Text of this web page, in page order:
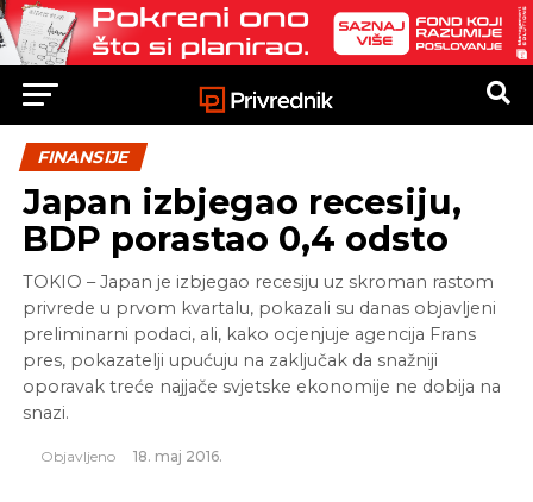
FINANSIJE
Japan izbjegao recesiju,
BDP porastao 0,4 odsto
TOKIO – Japan je izbjegao recesiju uz skroman rastom
privrede u prvom kvartalu, pokazali su danas objavljeni
preliminarni podaci, ali, kako ocjenjuje agencija Frans
pres, pokazatelji upućuju na zaključak da snažniji
oporavak treće najjače svjetske ekonomije ne dobija na
snazi.
Objavljeno 18. maj 2016.